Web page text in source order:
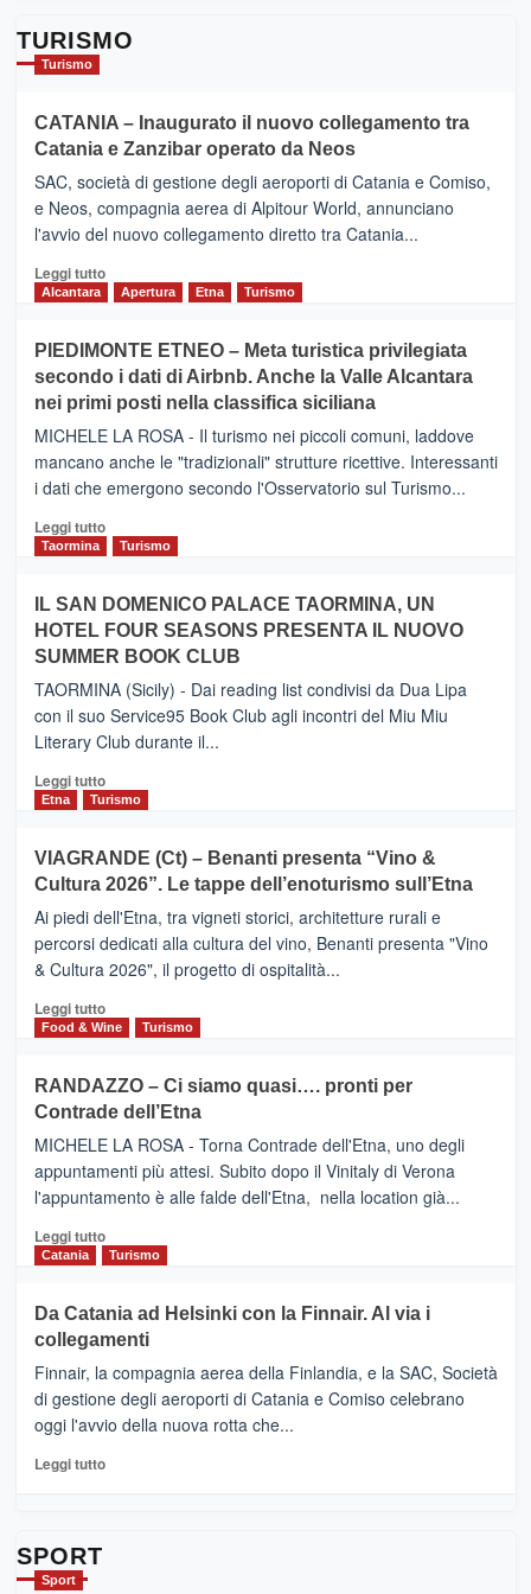
TURISMO
Turismo
CATANIA – Inaugurato il nuovo collegamento tra
Catania e Zanzibar operato da Neos
SAC, società di gestione degli aeroporti di Catania e Comiso,
e Neos, compagnia aerea di Alpitour World, annunciano
l'avvio del nuovo collegamento diretto tra Catania...
Leggi tuttoLeggi
CATANIA
–
Inaugurato
il
nuovo
collegamento
tra
e
Zanzibar
da
Neos
Alcantara Apertura Etna Turismo
PIEDIMONTE ETNEO – Meta turistica privilegiata
secondo i dati di Airbnb. Anche la Valle Alcantara
nei primi posti nella classifica siciliana
MICHELE LA ROSA - Il turismo nei piccoli comuni, laddove
mancano anche le "tradizionali" strutture ricettive. Interessanti
i dati che emergono secondo l'Osservatorio sul Turismo...
Leggi tuttoLeggi
PIEDIMONTE
ETNEO
–
Meta
turistica
privilegiata
secondo
dati
di
Anche
la
Alcantara
nei
primi
nella
classifica
Taormina Turismo
IL SAN DOMENICO PALACE TAORMINA, UN
HOTEL FOUR SEASONS PRESENTA IL NUOVO
SUMMER BOOK CLUB
TAORMINA (Sicily) - Dai reading list condivisi da Dua Lipa
con il suo Service95 Book Club agli incontri del Miu Miu
Literary Club durante il...
Leggi tuttoLeggi
di
IL
SAN
DOMENICO
PALACE
TAORMINA,
UN
HOTEL
FOUR
IL
NUOVO
SUMMER
CLUB
Etna Turismo
VIAGRANDE (Ct) – Benanti presenta “Vino &
Cultura 2026”. Le tappe dell’enoturismo sull’Etna
Ai piedi dell'Etna, tra vigneti storici, architetture rurali e
percorsi dedicati alla cultura del vino, Benanti presenta "Vino
& Cultura 2026", il progetto di ospitalità...
Leggi tuttoLeggi
di
VIAGRANDE
(Ct)
–
Benanti
presenta
“Vino
&
Cultura
tappe
dell’enoturismo
Food & Wine Turismo
RANDAZZO – Ci siamo quasi…. pronti per
Contrade dell’Etna
MICHELE LA ROSA - Torna Contrade dell'Etna, uno degli
appuntamenti più attesi. Subito dopo il Vinitaly di Verona
l'appuntamento è alle falde dell'Etna, nella location già...
Leggi tuttoLeggi
di
RANDAZZO
–
Ci
siamo
quasi….
pronti
per
Catania Turismo
Da Catania ad Helsinki con la Finnair. Al via i
collegamenti
Finnair, la compagnia aerea della Finlandia, e la SAC, Società
di gestione degli aeroporti di Catania e Comiso celebrano
oggi l'avvio della nuova rotta che...
Leggi tuttoLeggi
SPORT
Sport